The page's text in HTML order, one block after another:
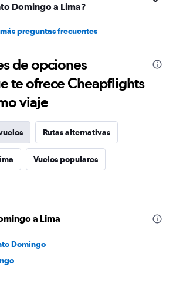
Domingo a Lima?
preguntas frecuentes
de opciones
te ofrece Cheapflights
viaje
Rutas alternativas
Vuelos populares
a Lima
Domingo